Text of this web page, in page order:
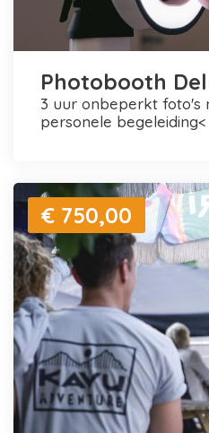
Photobooth
3 uur onbeperkt foto's maken en printen +
personele begeleiding<
€ 750,00